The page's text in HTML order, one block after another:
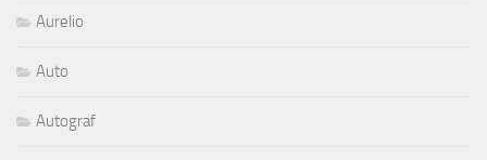
Aurelio
Auto
Autograf